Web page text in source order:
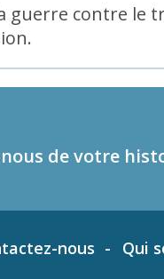
guerre contre
de votre
nous Qui